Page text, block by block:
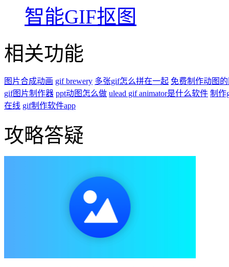
智能GIF抠图
相关功能
图片合成动画 gif brewery 多张gif怎么拼在一起 免费制作动图
gif图片制作器 ppt动图怎么做 ulead gif animator是什么软件 制作
在线 gif制作软件app
攻略答疑